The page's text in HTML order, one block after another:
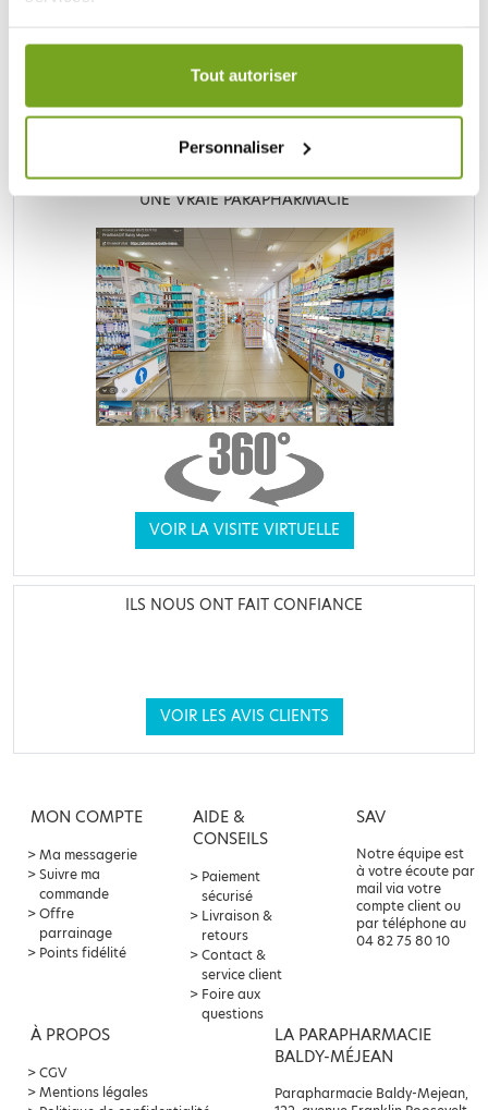
Votre choix de consentement est conservé pendant une
Tout autoriser
Personnaliser
parapharmacie, les produits de beauté, les produits bio...
DÉCOUVRIR LA PARAPHARMACIE
UNE VRAIE PARAPHARMACIE
VOIR LA VISITE VIRTUELLE
ILS NOUS ONT FAIT CONFIANCE
VOIR LES AVIS CLIENTS
MON COMPTE
Ma messagerie
Suivre ma
commande
Offre
parrainage
Points fidélité
AIDE &
CONSEILS
Paiement
sécurisé
Livraison &
retours
Contact &
service client
Foire aux
questions
SAV
Notre équipe est
à votre écoute par
mail via votre
compte client ou
par téléphone au
04 82 75 80 10
À PROPOS
CGV
Mentions légales
LA PARAPHARMACIE
BALDY-MÉJEAN
Parapharmacie Baldy-Mejean,